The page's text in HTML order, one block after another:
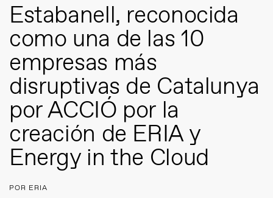
Estabanell, reconocida
como una de las 10
empresas más
disruptivas de Catalunya
por ACCIÓ por la
creación de ERIA y
Energy in the Cloud
POR ERIA